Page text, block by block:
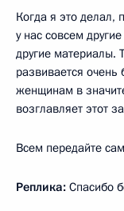
Когда я это делал,
у нас совсем
другие материалы.
развивается
женщинам в
возглавляет этот
Всем передайте
Реплика: Спасибо